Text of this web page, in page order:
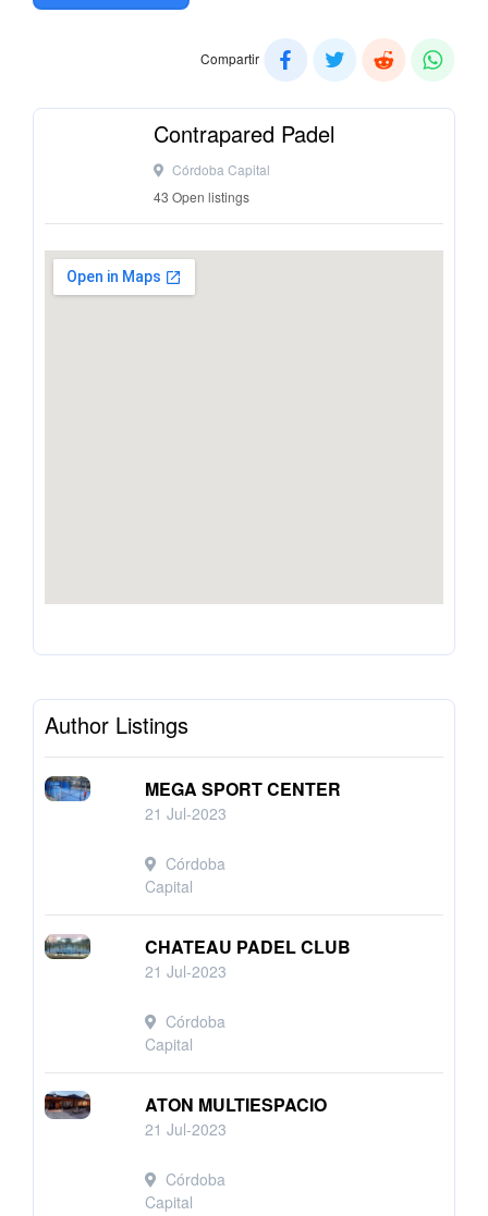
Compartir
Contrapared Padel
Córdoba Capital
43 Open listings
Author Listings
MEGA SPORT CENTER
21 Jul-2023
Córdoba
Capital
CHATEAU PADEL CLUB
21 Jul-2023
Córdoba
Capital
ATON MULTIESPACIO
21 Jul-2023
Córdoba
Capital